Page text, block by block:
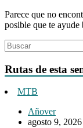
Parece que no
posible que te ayude
Rutas de esta
MTB
Añover
agosto 9,